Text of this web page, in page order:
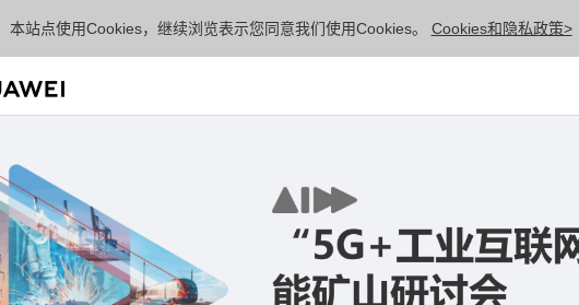
本站点使用Cookies，继续浏览表示您同意我们使用Cookies。 Cookies和隐私政策>